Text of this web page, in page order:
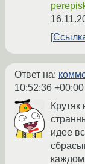
Ответ на:
10:52:36 +00:00
Крутяк
идее
каждом